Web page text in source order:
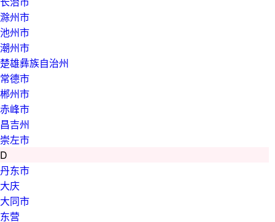
滁州市
池州市
潮州市
楚雄彝族自治州
常德市
郴州市
赤峰市
昌吉州
崇左市
D
丹东市
大庆
大同市
东营